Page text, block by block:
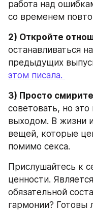
работа над
со временем
2) Откройте
останавливаться
предыдущих
этом писала.
3) Просто
советовать, но
выходом. В жизни
вещей, которые
помимо секса.
Прислушайтесь к
ценности.
обязательной
гармонии? Готовы